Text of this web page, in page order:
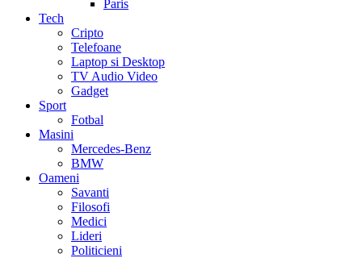
Paris
Tech
Cripto
Telefoane
Laptop si Desktop
TV Audio Video
Gadget
Sport
Fotbal
Masini
Mercedes-Benz
BMW
Oameni
Savanti
Filosofi
Medici
Lideri
Politicieni